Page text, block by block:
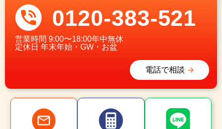
0120-383-521
営業時間 9:00〜18:00年中無休
定休日 年末年始・GW・お盆
電話で相談